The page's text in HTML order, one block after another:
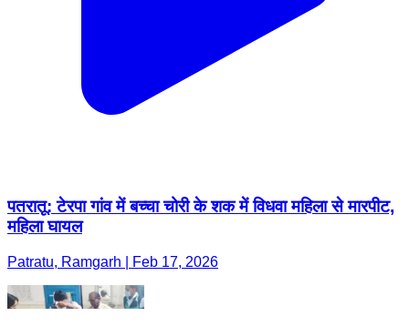
पतरातू: टेरपा गांव में बच्चा चोरी के शक में विधवा महिला से मारपीट,
महिला घायल
Patratu, Ramgarh | Feb 17, 2026